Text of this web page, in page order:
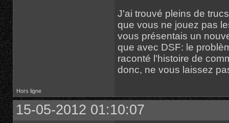
J'ai trouvé pleins de
que vous ne jouez pas
vous présentais un
que avec DSF: le
raconté l'histoire de
donc, ne vous laissez
Hors ligne
15-05-2012 01:10:07